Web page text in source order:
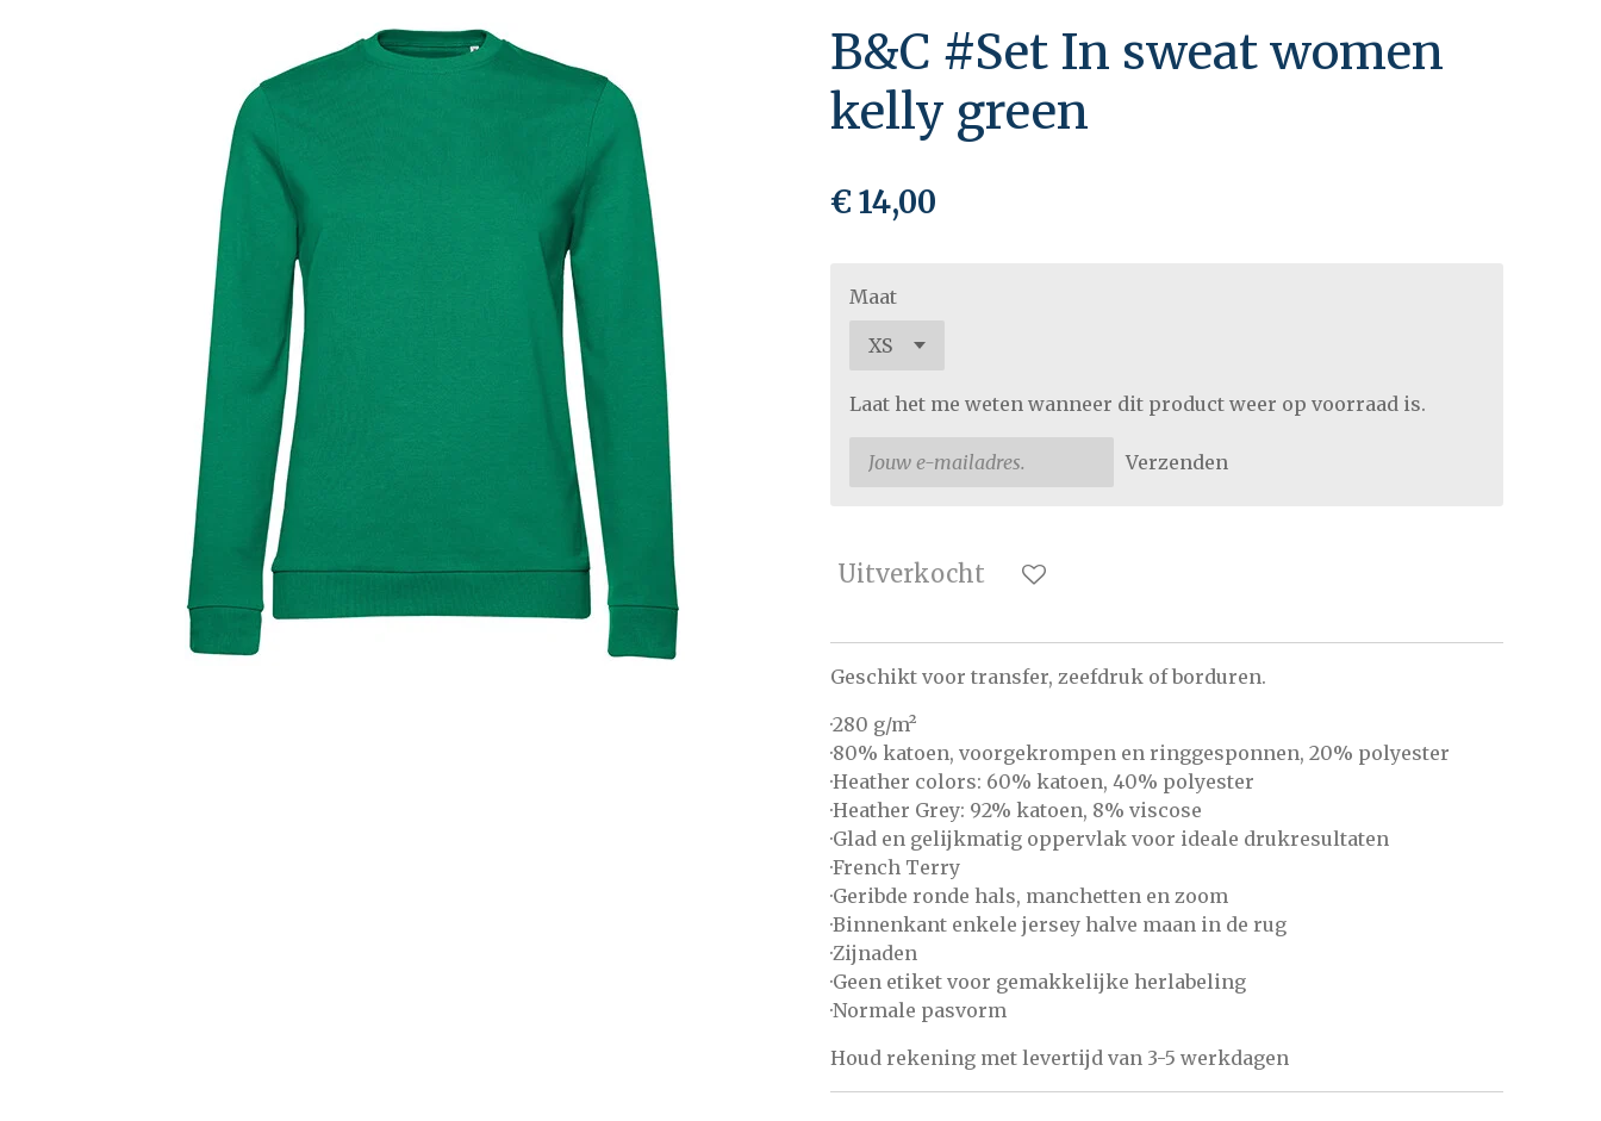
B&C #Set In sweat women
kelly green
€ 14,00
Maat
Laat het me weten wanneer dit product weer op voorraad is.
Verzenden
Uitverkocht
Geschikt voor transfer, zeefdruk of borduren.
·280 g/m²
·80% katoen, voorgekrompen en ringgesponnen, 20% polyester
·Heather colors: 60% katoen, 40% polyester
·Heather Grey: 92% katoen, 8% viscose
·Glad en gelijkmatig oppervlak voor ideale drukresultaten
·French Terry
·Geribde ronde hals, manchetten en zoom
·Binnenkant enkele jersey halve maan in de rug
·Zijnaden
·Geen etiket voor gemakkelijke herlabeling
·Normale pasvorm
Houd rekening met levertijd van 3-5 werkdagen